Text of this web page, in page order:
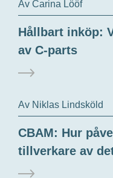
Av Carina Lööf
Hållbart inköp:
av C-parts
Av Niklas Lindsköld
CBAM: Hur
tillverkare av